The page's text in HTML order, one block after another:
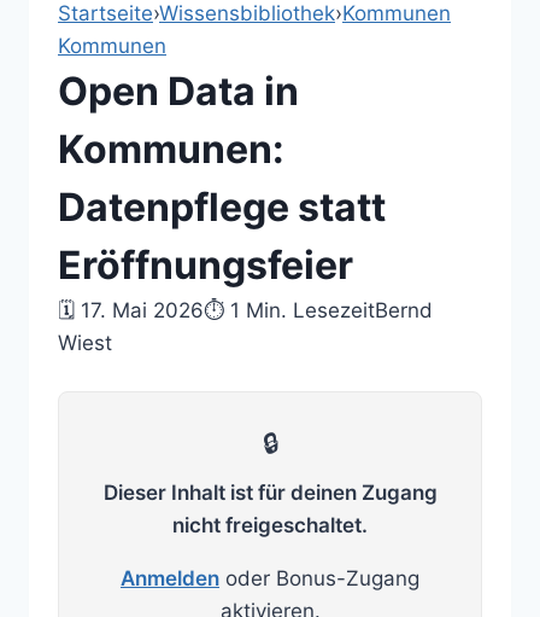
Startseite›Wissensbibliothek›Kommunen
Kommunen
Open Data in
Kommunen:
Datenpflege statt
Eröffnungsfeier
🗓 17. Mai 2026⏱ 1 Min. LesezeitBernd
Wiest
🔒
Dieser Inhalt ist für deinen Zugang
nicht freigeschaltet.
Anmelden oder Bonus-Zugang
aktivieren.